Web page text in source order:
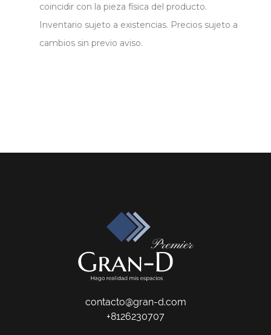
coincidir con la pieza física del producto.
Inventario sujeto a existencias. Precios sujeto a
cambios sin previo aviso.
contacto@gran-d.com
+8126230707